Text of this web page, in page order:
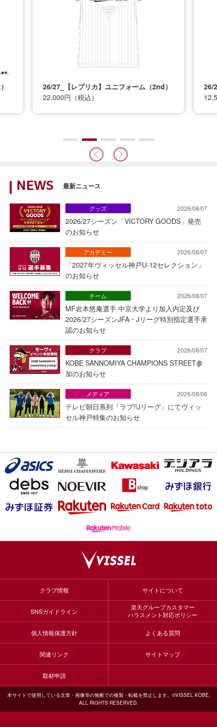
26/27_【レプリカ】ユニフォーム（2nd）
22,000円（税込）
26/
NEWS 最新ニュース
2026/08/07
2026/27シーズン「VICTORY GOODS」発売
のお知らせ
グッズ
2026/08/07
「2027年ヴィッセル神戸U-12セレクション」
のお知らせ
アカデミー
2026/08/07
MF岩本悠庵選手 中京大学より加入内定及び
2026/27シーズンJFA・Jリーグ特別指定選手承
認のお知らせ
チーム
2026/08/07
KOBE SANNOMIYA CHAMPIONS STREET参
加のお知らせ
クラブ
2026/08/06
テレビ朝日系列「ラブ!!Jリーグ」にてヴィッ
セル神戸特集のお知らせ
メディア
クラブ情報 サイトについて
SNSガイドライン
楽天グループカスタマー
ハラスメント対応ポリシー
個人情報保護方針 よくある質問
関連リンク サイトマップ
取材申請
本サイトで使用している文章・画像等の無断での複製・転載を禁止します。©VISSEL KOBE,
ALL RIGHTS RESERVED.